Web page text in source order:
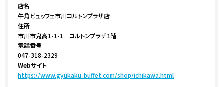
店名
牛角ビュッフェ市川コルトンプラザ店
住所
市川市鬼高1-1-1 コルトンプラザ１階
電話番号
047-318-2329
Webサイト
https://www.gyukaku-buffet.com/shop/ichikawa.html